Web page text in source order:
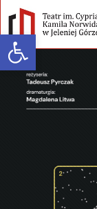
Open toolbar